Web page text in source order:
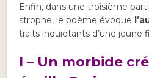
Enfin, dans une troisième
strophe, le poème évoque
traits inquiétants d’une jeune
I – Un morbide